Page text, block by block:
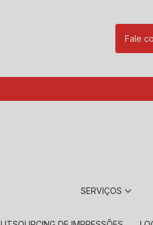
Fale
SERVIÇOS